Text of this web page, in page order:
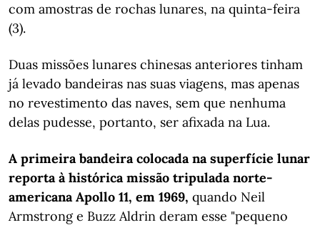
com amostras de rochas lunares, na quinta-feira
(3).
Duas missões lunares chinesas anteriores tinham
já levado bandeiras nas suas viagens, mas apenas
no revestimento das naves, sem que nenhuma
delas pudesse, portanto, ser afixada na Lua.
A primeira bandeira colocada na superfície lunar
reporta à histórica missão tripulada norte-
americana Apollo 11, em 1969, quando Neil
Armstrong e Buzz Aldrin deram esse "pequeno